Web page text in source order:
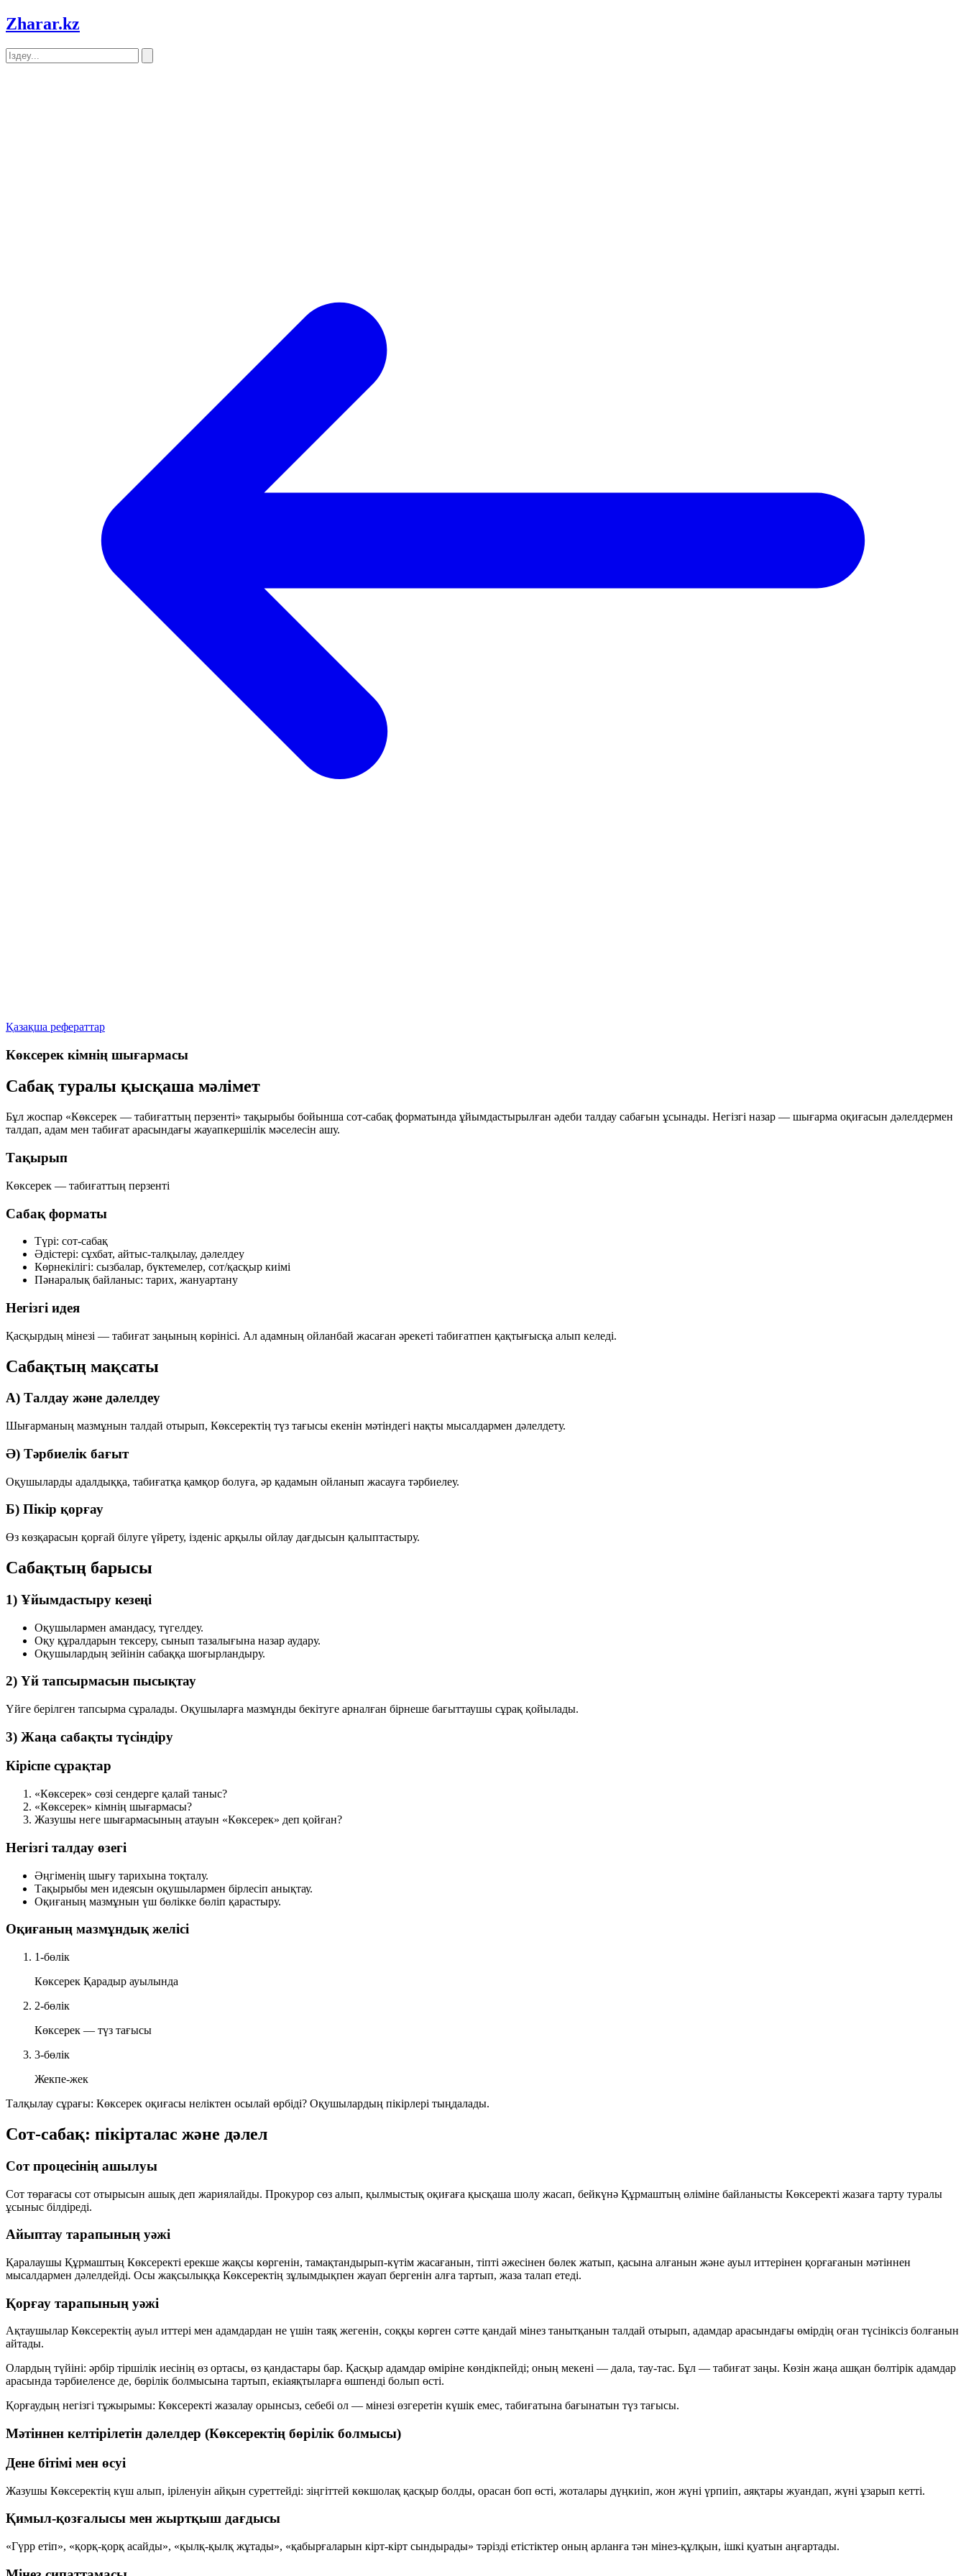
Zharar.kz
Қазақша рефераттар
Көксерек кімнің шығармасы
Сабақ туралы қысқаша мәлімет
Бұл жоспар «Көксерек — табиғаттың перзенті» тақырыбы бойынша сот-сабақ форматында ұйымдастырылған әдеби талдау сабағын ұсынады. Негізгі назар — шығарма оқиғасын дәлелдермен
талдап, адам мен табиғат арасындағы жауапкершілік мәселесін ашу.
Тақырып
Көксерек — табиғаттың перзенті
Сабақ форматы
Түрі: сот-сабақ
Әдістері: сұхбат, айтыс-талқылау, дәлелдеу
Көрнекілігі: сызбалар, бүктемелер, сот/қасқыр киімі
Пәнаралық байланыс: тарих, жануартану
Негізгі идея
Қасқырдың мінезі — табиғат заңының көрінісі. Ал адамның ойланбай жасаған әрекеті табиғатпен қақтығысқа алып келеді.
Сабақтың мақсаты
А) Талдау және дәлелдеу
Шығарманың мазмұнын талдай отырып, Көксеректің түз тағысы екенін мәтіндегі нақты мысалдармен дәлелдету.
Ә) Тәрбиелік бағыт
Оқушыларды адалдыққа, табиғатқа қамқор болуға, әр қадамын ойланып жасауға тәрбиелеу.
Б) Пікір қорғау
Өз көзқарасын қорғай білуге үйрету, ізденіс арқылы ойлау дағдысын қалыптастыру.
Сабақтың барысы
1) Ұйымдастыру кезеңі
Оқушылармен амандасу, түгелдеу.
Оқу құралдарын тексеру, сынып тазалығына назар аудару.
Оқушылардың зейінін сабаққа шоғырландыру.
2) Үй тапсырмасын пысықтау
Үйге берілген тапсырма сұралады. Оқушыларға мазмұнды бекітуге арналған бірнеше бағыттаушы сұрақ қойылады.
3) Жаңа сабақты түсіндіру
Кіріспе сұрақтар
«Көксерек» сөзі сендерге қалай таныс?
«Көксерек» кімнің шығармасы?
Жазушы неге шығармасының атауын «Көксерек» деп қойған?
Негізгі талдау өзегі
Әңгіменің шығу тарихына тоқталу.
Тақырыбы мен идеясын оқушылармен бірлесіп анықтау.
Оқиғаның мазмұнын үш бөлікке бөліп қарастыру.
Оқиғаның мазмұндық желісі
1-бөлік
Көксерек Қарадыр ауылында
2-бөлік
Көксерек — түз тағысы
3-бөлік
Жекпе-жек
Талқылау сұрағы: Көксерек оқиғасы неліктен осылай өрбіді? Оқушылардың пікірлері тыңдалады.
Сот-сабақ: пікірталас және дәлел
Сот процесінің ашылуы
Сот төрағасы сот отырысын ашық деп жариялайды. Прокурор сөз алып, қылмыстық оқиғаға қысқаша шолу жасап, бейкүнә Құрмаштың өліміне байланысты Көксеректі жазаға тарту туралы
ұсыныс білдіреді.
Айыптау тарапының уәжі
Қаралаушы Құрмаштың Көксеректі ерекше жақсы көргенін, тамақтандырып-күтім жасағанын, тіпті әжесінен бөлек жатып, қасына алғанын және ауыл иттерінен қорғағанын мәтіннен
мысалдармен дәлелдейді. Осы жақсылыққа Көксеректің зұлымдықпен жауап бергенін алға тартып, жаза талап етеді.
Қорғау тарапының уәжі
Ақтаушылар Көксеректің ауыл иттері мен адамдардан не үшін таяқ жегенін, соққы көрген сәтте қандай мінез танытқанын талдай отырып, адамдар арасындағы өмірдің оған түсініксіз болғанын
айтады.
Олардың түйіні: әрбір тіршілік иесінің өз ортасы, өз қандастары бар. Қасқыр адамдар өміріне көндікпейді; оның мекені — дала, тау-тас. Бұл — табиғат заңы. Көзін жаңа ашқан бөлтірік адамдар
арасында тәрбиеленсе де, бөрілік болмысына тартып, екіаяқтыларға өшпенді болып өсті.
Қорғаудың негізгі тұжырымы: Көксеректі жазалау орынсыз, себебі ол — мінезі өзгеретін күшік емес, табиғатына бағынатын түз тағысы.
Мәтіннен келтірілетін дәлелдер (Көксеректің бөрілік болмысы)
Дене бітімі мен өсуі
Жазушы Көксеректің күш алып, іріленуін айқын суреттейді: зіңгіттей көкшолақ қасқыр болды, орасан боп өсті, жоталары дүңкиіп, жон жүні үрпиіп, аяқтары жуандап, жүні ұзарып кетті.
Қимыл-қозғалысы мен жыртқыш дағдысы
«Гүрр етіп», «қорқ-қорқ асайды», «қылқ-қылқ жұтады», «қабырғаларын кірт-кірт сындырады» тәрізді етістіктер оның арланға тән мінез-құлқын, ішкі қуатын аңғартады.